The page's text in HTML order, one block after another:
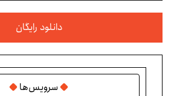
دانلود رایگان
سرویس‌ها